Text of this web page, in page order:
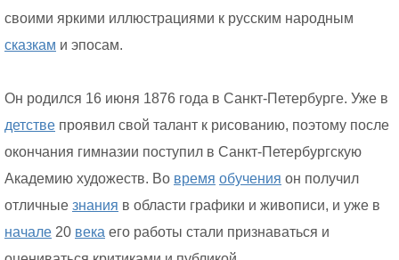
своими яркими иллюстрациями к русским народным
сказкам и эпосам.
Он родился 16 июня 1876 года в Санкт-Петербурге. Уже в
детстве проявил свой талант к рисованию, поэтому после
окончания гимназии поступил в Санкт-Петербургскую
Академию художеств. Во время обучения он получил
отличные знания в области графики и живописи, и уже в
начале 20 века его работы стали признаваться и